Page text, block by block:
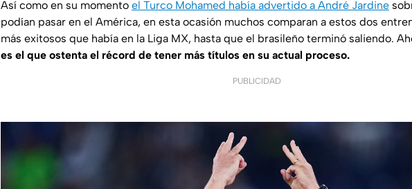
Así como en su momento el Turco Mohamed había advertido a André Jardine
podían pasar en el América, en esta ocasión muchos comparan a estos dos
más exitosos que había en la Liga MX, hasta que el brasileño terminó saliendo.
es el que ostenta el récord de tener más títulos en su actual proceso.
PUBLICIDAD